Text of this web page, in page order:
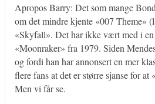
Apropos Barry: Det som mange
om det mindre kjente «007 Theme»
«Skyfall». Det har ikke vært med i
«Moonraker» fra 1979. Siden
og fordi han har annonsert en mer
flere fans at det er større sjanse for at
Men vi får se.